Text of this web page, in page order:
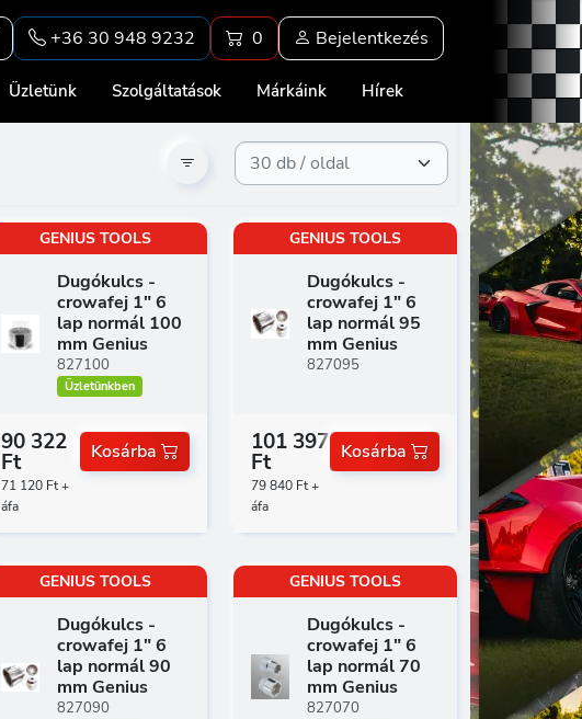
+36 30 948 9232 0 Bejelentkezés
Üzletünk Szolgáltatások Márkáink Hírek
GENIUS TOOLS
Dugókulcs -
crowafej 1" 6
lap normál 100
mm Genius
827100
Üzletünkben
90 322
Ft
71 120 Ft +
áfa
Kosárba
GENIUS TOOLS
Dugókulcs -
crowafej 1" 6
lap normál 95
mm Genius
827095
101 397
Ft
79 840 Ft +
áfa
Kosárba
GENIUS TOOLS
Dugókulcs -
crowafej 1" 6
lap normál 90
mm Genius
827090
GENIUS TOOLS
Dugókulcs -
crowafej 1" 6
lap normál 70
mm Genius
827070